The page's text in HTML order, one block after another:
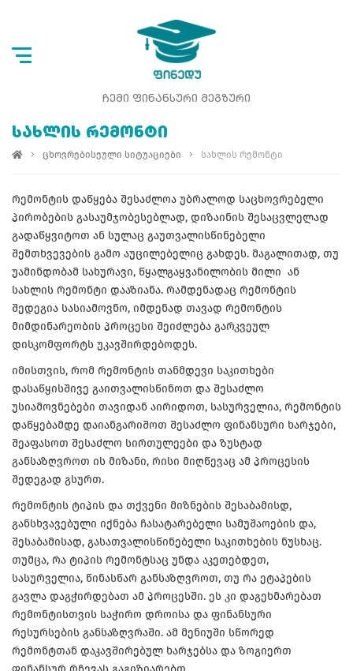
ᲩᲔᲛᲘ ᲤᲘᲜᲐᲜᲡᲣᲠᲘ ᲛᲔᲒᲖᲣᲠᲘ
ᲡᲐᲮᲚᲘᲡ ᲠᲔᲛᲝᲜᲢᲘ
ცხოვრებისეული სიტუაციები სახლის რემონტი
რემონტის დაწყება შესაძლოა უბრალოდ საცხოვრებელი
პირობების გასაუმჯობესებლად, დიზაინის შესაცვლელად
გადაწყვიტოთ ან სულაც გაუთვალისწინებელი
შემთხვევების გამო აუცილებელიც გახდეს. მაგალითად, თუ
უამინდობამ სახურავი, წყალგაყვანილობის მილი ან
სახლის რემონტი დააზიანა. რამდენადაც რემონტის
შედეგია სასიამოვნო, იმდენად თავად რემონტის
მიმდინარეობის პროცესი შეიძლება გარკვეულ
დისკომფორტს უკავშირდებოდეს.
იმისთვის, რომ რემონტის თანმდევი საკითხები
დასაწყისშივე გაითვალისწინოთ და შესაძლო
უსიამოვნებები თავიდან აირიდოთ, სასურველია, რემონტის
დაწყებამდე დაიანგარიშოთ შესაძლო ფინანსური ხარჯები,
შეაფასოთ შესაძლო სირთულეები და ზუსტად
განსაზღვროთ ის მიზანი, რისი მიღწევაც ამ პროცესის
შედეგად გსურთ.
რემონტის ტიპის და თქვენი მიზნების შესაბამისდ,
განსხვავებული იქნება ჩასატარებელი სამუშაოების და,
შესაბამისად, გასათვალისწინებელი საკითხების ნუსხაც.
თუმცა, რა ტიპის რემონტსაც უნდა აკეთებდეთ,
სასურველია, წინასწარ განსაზღვროთ, თუ რა ეტაპების
გავლა დაგჭირდებათ ამ პროცესში. ეს კი დაგეხმარებათ
რემონტისთვის საჭირო დროისა და ფინანსური
რესურსების განსაზღვრაში. ამ მენიუში სწორედ
რემონტთან დაკავშირებულ ხარჯებსა და ზოგიერთ